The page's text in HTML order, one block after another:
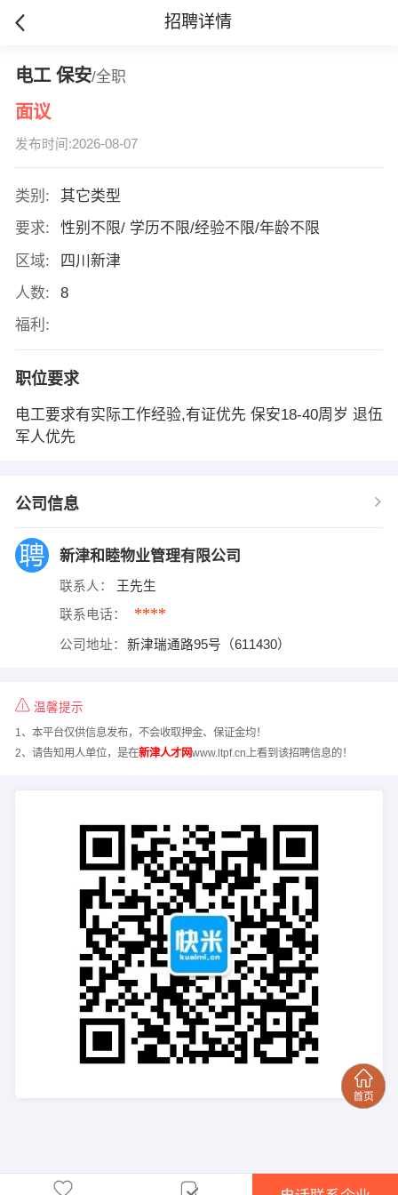
招聘详情
电工 保安/全职
面议
发布时间:2026-08-07
类别:
其它类型
要求:
性别不限/ 学历不限/经验不限/年龄不限
区域:
四川新津
人数:
8
福利:
职位要求
电工要求有实际工作经验,有证优先 保安18-40周岁 退伍
军人优先
公司信息
新津和睦物业管理有限公司
联系人： 王先生
联系电话： ****
公司地址： 新津瑞通路95号（611430）
温馨提示
1、本平台仅供信息发布，不会收取押金、保证金均！
2、请告知用人单位，是在新津人才网www.ltpf.cn上看到该招聘信息的！